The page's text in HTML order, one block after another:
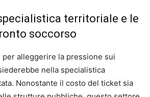
territoriale e le
soccorso
alleggerire la pressione sui
nella specialistica
Nonostante il costo del ticket sia